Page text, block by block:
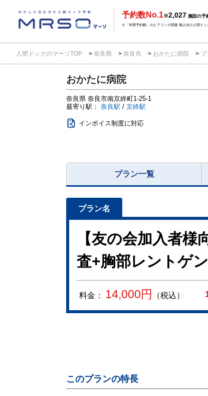
予約数No.1※2,027 施設の予
※「年間予約数」のヒアリング調査 個人向け人間ド
人間ドックのマーソTOP 奈良県 奈良市 おかたに病院 プ
おかたに病院
奈良県 奈良市南京終町1-25-1
最寄り駅： 奈良駅 / 京終駅
インボイス制度に対応
プラン一覧
【友の会加入者
査+胸部レントゲ
料金： 14,000円 （税込）
このプランの特長